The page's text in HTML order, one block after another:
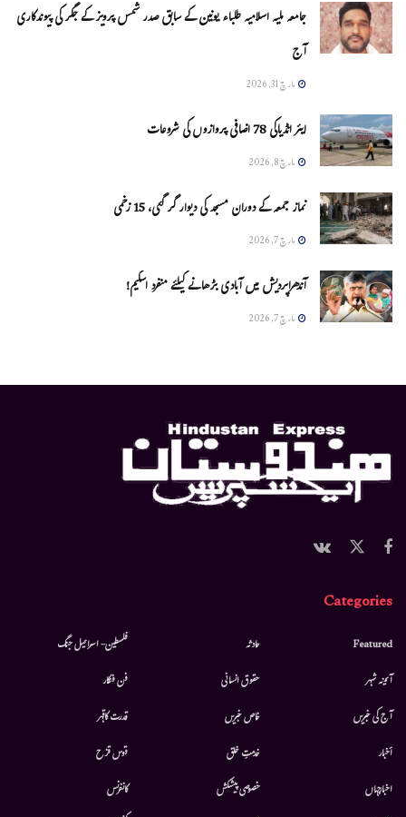
جامعہ ملیہ اسلامیہ طلباء یونین کے سابق صدر شمس پرویز کے جگر کی پیوندکاری
آج
مارچ 31, 2026
ایئر انڈیاکی 78 اضافی پروازوں کی شروعات
مارچ 8, 2026
نماز جمعہ کے دوران مسجد کی دیوار گر گئی، 15 زخمی
مارچ 7, 2026
آندھراپردیش میں آبادی بڑھانے کیلئے منفرد اسکیم!
مارچ 7, 2026
Categories
Featured
آئینہ شہر
آج کی خبریں
أخبار
اخبارجہاں
حادثہ
حقوق انسانی
خاص خبریں
خدمتِ خلق
خصوصی پیشکش
فلسطین- اسرائیل جنگ
فن فنکار
قدرت کاقہر
قوس قزح
کانفرنس